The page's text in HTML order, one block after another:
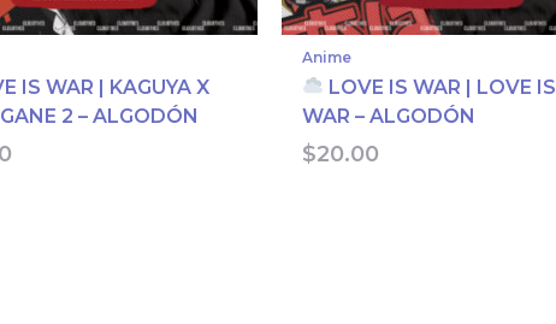
IS WAR | KAGUYA X
2 – ALGODÓN
Anime
LOVE IS WAR | LOVE IS
WAR – ALGODÓN
$20.00